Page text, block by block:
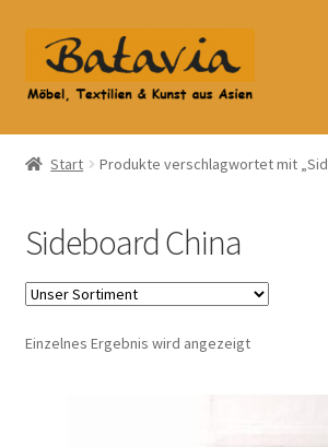
Zur
Navigation
springen
Zum
Inhalt
springen
Start
AGB
Anfahrt
Start Produkte verschlagwortet mit
Sideboard China
Einzelnes Ergebnis wird angezeigt